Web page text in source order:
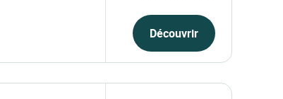
Découvrir